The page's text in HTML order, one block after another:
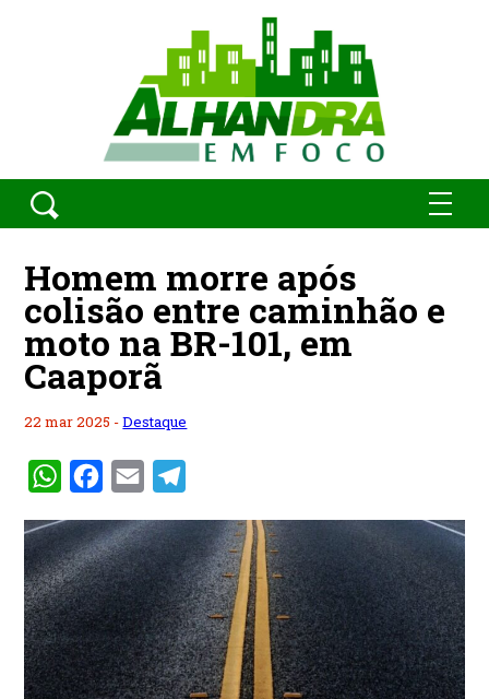
Homem morre após
colisão entre caminhão e
moto na BR-101, em
Caaporã
22 mar 2025 -Destaque
WhatsAppFacebook
Email